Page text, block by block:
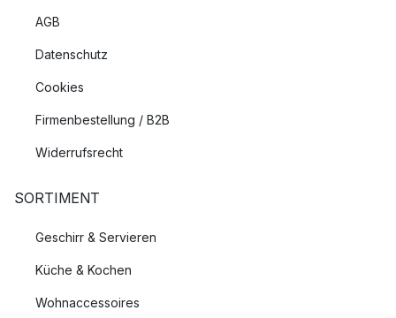
AGB
Datenschutz
Cookies
Firmenbestellung / B2B
Widerrufsrecht
SORTIMENT
Geschirr & Servieren
Küche & Kochen
Wohnaccessoires